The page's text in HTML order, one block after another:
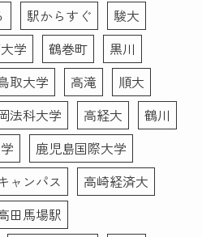
駅からすぐ
駿大
学 鶴巻町
黒川
取大学 高滝
順大
法科大学 高経大
鶴川
鹿児島国際大学
ャンパス
高崎経済大
田馬場駅